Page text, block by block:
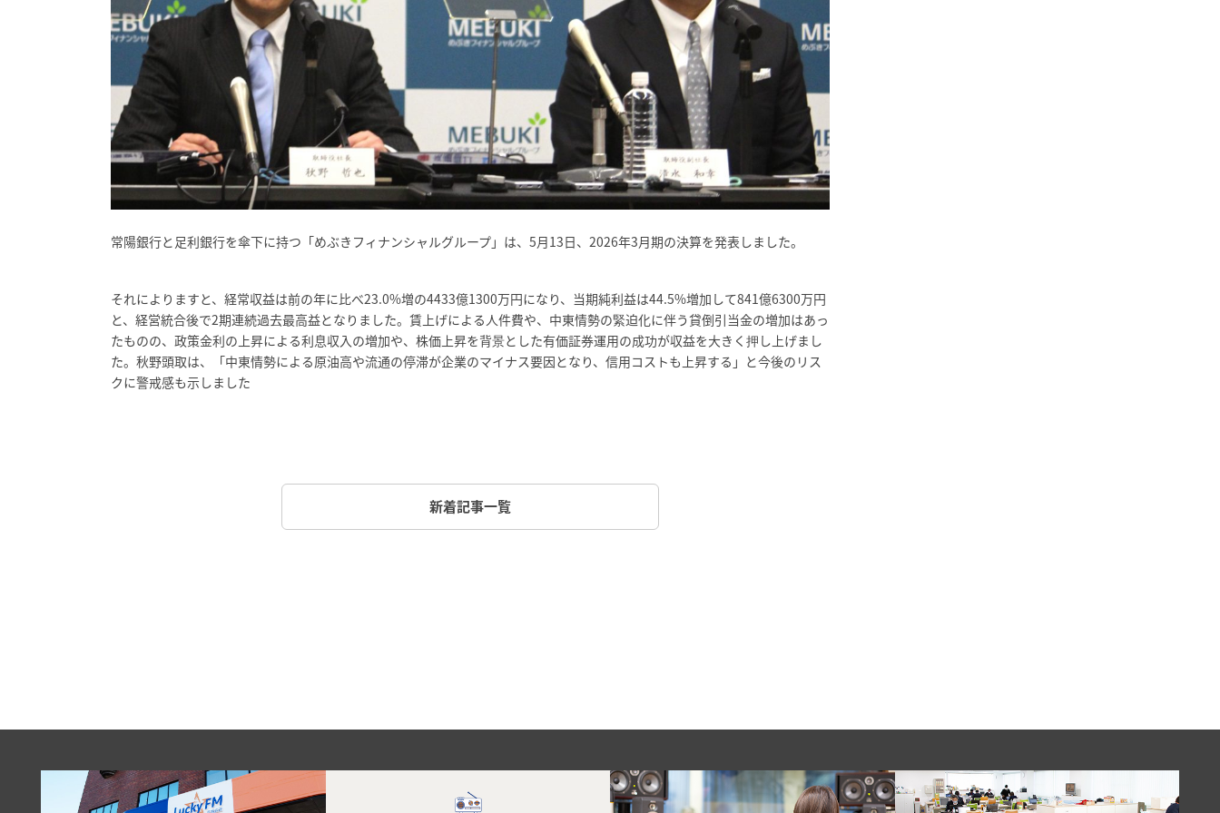
常陽銀行と足利銀行を傘下に持つ「めぶきフィナンシャルグループ」は、5月13日、2026年3月期の決算を発表しました。
それによりますと、経常収益は前の年に比べ23.0%増の4433億1300万円になり、当期純利益は44.5%増加して841億6300万円
と、経営統合後で2期連続過去最高益となりました。賃上げによる人件費や、中東情勢の緊迫化に伴う貸倒引当金の増加はあっ
たものの、政策金利の上昇による利息収入の増加や、株価上昇を背景とした有価証券運用の成功が収益を大きく押し上げまし
た。秋野頭取は、「中東情勢による原油高や流通の停滞が企業のマイナス要因となり、信用コストも上昇する」と今後のリス
クに警戒感も示しました
新着記事一覧